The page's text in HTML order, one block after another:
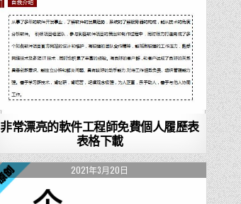
非常漂亮的軟件工程師免費個人履歷表
表格下載
2021年3月20日